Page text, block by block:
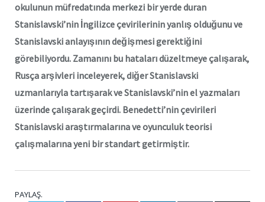
okulunun müfredatında merkezi bir yerde duran
Stanislavski’nin İngilizce çevirilerinin yanlış olduğunu ve
Stanislavski anlayışının değişmesi gerektiğini
görebiliyordu. Zamanını bu hataları düzeltmeye çalışarak,
Rusça arşivleri inceleyerek, diğer Stanislavski
uzmanlarıyla tartışarak ve Stanislavski’nin el yazmaları
üzerinde çalışarak geçirdi. Benedetti’nin çevirileri
Stanislavski araştırmalarına ve oyunculuk teorisi
çalışmalarına yeni bir standart getirmiştir.
PAYLAŞ.